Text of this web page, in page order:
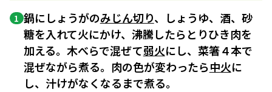
1 鍋にしょうがのみじん切り、しょうゆ、酒、砂
糖を入れて火にかけ、沸騰したらとりひき肉を
加える。木べらで混ぜて弱火にし、菜箸４本で
混ぜながら煮る。肉の色が変わったら中火に
し、汁けがなくなるまで煮る。